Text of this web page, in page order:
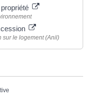
sur le logement (Anil)